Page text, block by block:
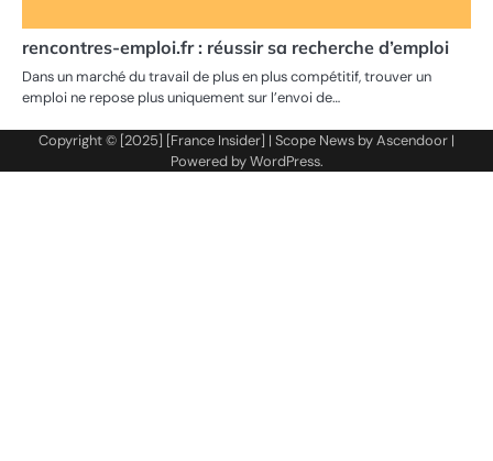
rencontres-emploi.fr : réussir sa recherche d’emploi
Dans un marché du travail de plus en plus compétitif, trouver un
emploi ne repose plus uniquement sur l’envoi de…
Copyright © [2025] [France Insider] | Scope News byAscendoor |
Powered byWordPress.